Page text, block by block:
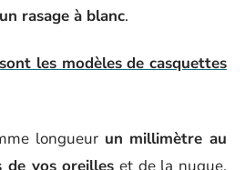
rasage à blanc.
les modèles de casquettes
longueur un millimètre au
de vos oreilles et de la nuque.